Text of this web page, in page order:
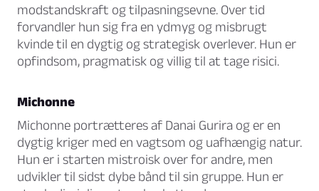
modstandskraft og tilpasningsevne. Over tid
forvandler hun sig fra en ydmyg og misbrugt
kvinde til en dygtig og strategisk overlever. Hun er
opfindsom, pragmatisk og villig til at tage risici.
Michonne
Michonne portrætteres af Danai Gurira og er en
dygtig kriger med en vagtsom og uafhængig natur.
Hun er i starten mistroisk over for andre, men
udvikler til sidst dybe bånd til sin gruppe. Hun er